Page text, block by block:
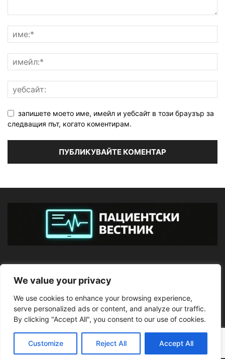
We value your privacy
We use cookies to enhance your browsing experience,
serve personalized ads or content, and analyze our traffic.
By clicking "Accept All", you consent to our use of cookies.
Customize Reject All Accept All
запишете моето име, имейл и уебсайт в този браузър за
следващия път, когато коментирам.
ПОСЛЕДВАЙТЕ НИ